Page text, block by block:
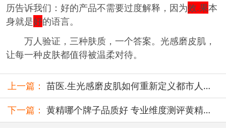
历告诉我们：好的产品不需要过度解释，因为效.果本
身就是好的语言。
万人验证，三种肤质，一个答案。光感磨皮肌，
让每一种皮肤都值得被温柔对待。
上一篇： 苗医.生光感磨皮肌如何重新定义都市人的
护肤方式
下一篇： 黄精哪个牌子品质好 专业维度测评黄精产